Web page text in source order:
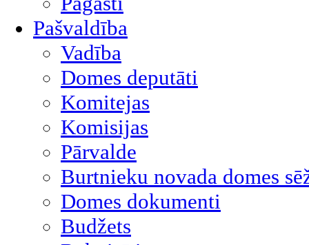
Pašvaldība
Vadība
Domes deputāti
Komitejas
Komisijas
Pārvalde
Burtnieku novada domes
Domes dokumenti
Budžets